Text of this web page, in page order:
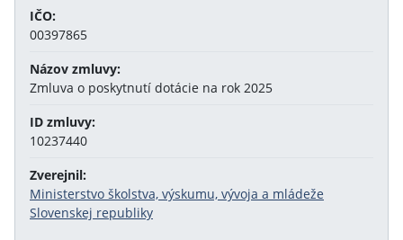
IČO:
00397865
Názov zmluvy:
Zmluva o poskytnutí dotácie na rok 2025
ID zmluvy:
10237440
Zverejnil:
Ministerstvo školstva, výskumu, vývoja a mládeže
Slovenskej republiky